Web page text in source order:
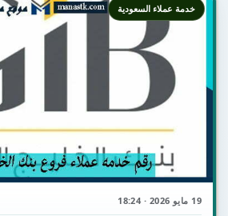
19 مايو 2026 · 18:24
خدمة عملاء السعودية